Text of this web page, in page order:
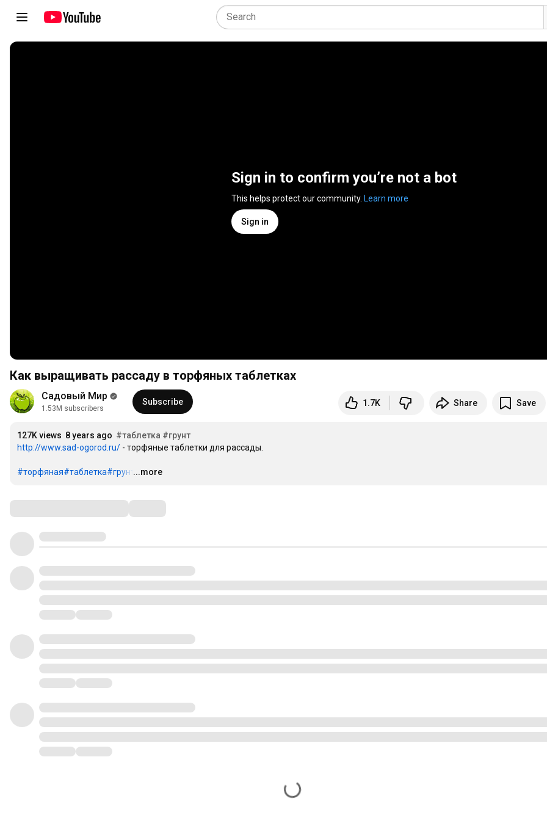
Sign in to confirm you’re not a bot
This helps protect our community. Learn more
Sign in
Как выращивать рассаду в торфяных таблетках
Садовый Мир
1.53M subscribers
Subscribe 1.7K Share Save
127K views 8 years ago #таблетка #грунт
http://www.sad-ogorod.ru/ - торфяные таблетки для рассады.
#торфяная#таблетка#грунт…
...more